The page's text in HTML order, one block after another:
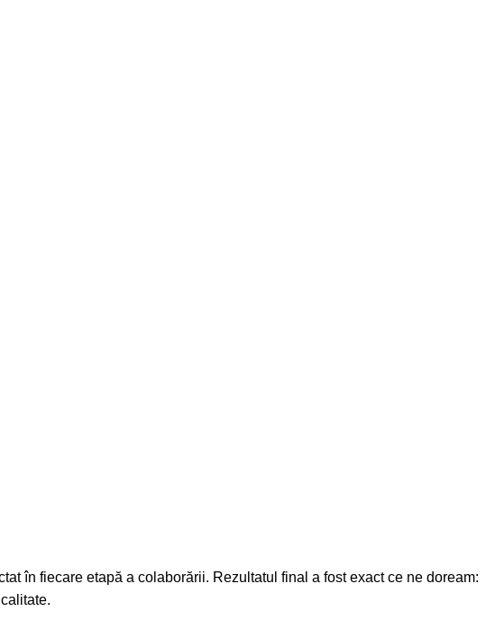
în fiecare etapă a colaborării. Rezultatul final a fost exact ce ne doream: